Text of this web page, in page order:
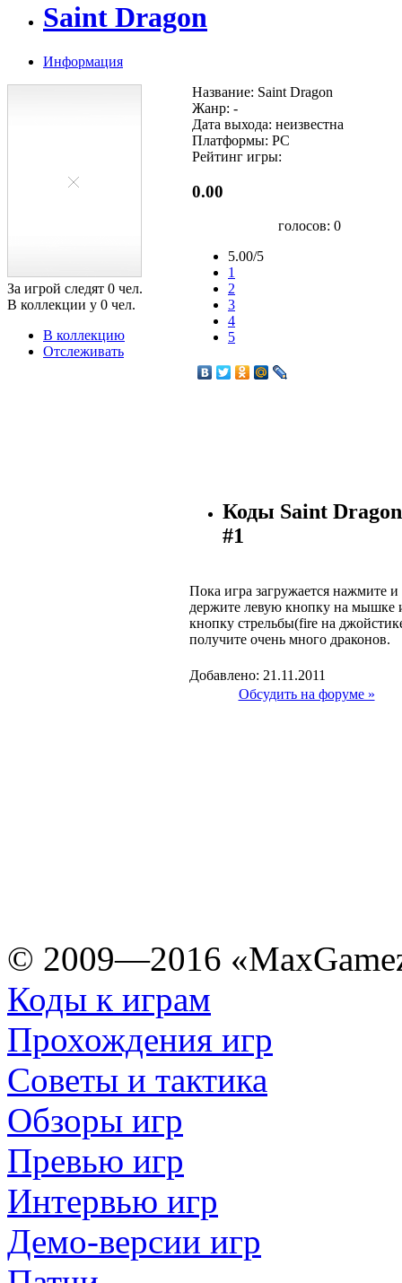
Saint Dragon
Информация
За игрой следят 0 чел.
В коллекции у 0 чел.
В коллекцию
Отслеживать
Название: Saint Dragon
Жанр: -
Дата выхода: неизвестна
Платформы: PC
Рейтинг игры:
0.00
голосов: 0
5.00/5
1
2
3
4
5
Коды Saint Dragon
#1
Пока игра загружается нажмите и
держите левую кнопку на мышке
кнопку стрельбы(fire на
получите очень много драконов.
Добавлено: 21.11.2011
Обсудить на форуме »
© 2009—2016
Коды к играм
Прохождения игр
Советы и тактика
Обзоры игр
Превью игр
Интервью игр
Демо-версии игр